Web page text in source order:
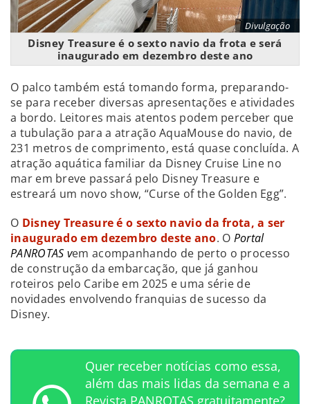
Divulgação
Disney Treasure é o sexto navio da frota e será
inaugurado em dezembro deste ano
O palco também está tomando forma, preparando-
se para receber diversas apresentações e atividades
a bordo. Leitores mais atentos podem perceber que
a tubulação para a atração AquaMouse do navio, de
231 metros de comprimento, está quase concluída. A
atração aquática familiar da Disney Cruise Line no
mar em breve passará pelo Disney Treasure e
estreará um novo show, “Curse of the Golden Egg”.
O Disney Treasure é o sexto navio da frota, a ser
inaugurado em dezembro deste ano. O Portal
PANROTAS vem acompanhando de perto o processo
de construção da embarcação, que já ganhou
roteiros pelo Caribe em 2025 e uma série de
novidades envolvendo franquias de sucesso da
Disney.
Quer receber notícias como essa,
além das mais lidas da semana e a
Revista PANROTAS gratuitamente?